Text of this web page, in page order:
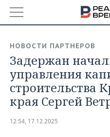
БАШКОРТОСТАН
ТАТАРСТАН
УДМУРТИЯ
НОВОСТИ
АНАЛИТИКА
НОВОСТИ АНАЛИТИКИ
ДЕКЛАРАЦИИ О ДОХОДАХ
ЭКОНОМИКА
НОВОСТИ ЭКОНОМИКИ
ПРОМЫШЛЕННОСТЬ
НОВОСТИ ПАРТНЕРОВ
Задержан
управления
строительства
края Сергей
12:54, 17.12.2025